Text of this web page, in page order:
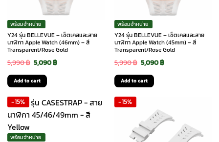
พร้อมจำหน่าย
Y24 รุ่น BELLEVUE – เซ็ตเคสและสาย
นาฬิกา Apple Watch (46mm) – สี
Transparent/Rose Gold
5,990฿ Original
price
was:
5,990 ฿.
5,090฿Current
5,090 ฿.
Add to cart
พร้อมจำหน่าย
Y24 รุ่น BELLEVUE – เซ็ตเคสและสาย
นาฬิกา Apple Watch (45mm) – สี
Transparent/Rose Gold
5,990฿ Original
price
was:
5,090฿Current
Add to cart
-15%
พร้อมจำหน่าย
-15%